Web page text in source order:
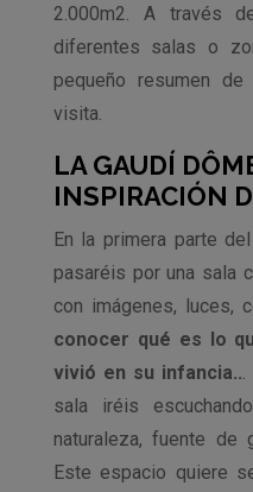
2.000m2. A través
diferentes salas o
pequeño resumen
visita.
LA GAUDÍ
INSPIRACIÓN
En la primera parte
pasaréis por una sala
con imágenes, luces,
conocer qué es lo
vivió en su infancia..
sala iréis
naturaleza, fuente de
Este espacio quiere